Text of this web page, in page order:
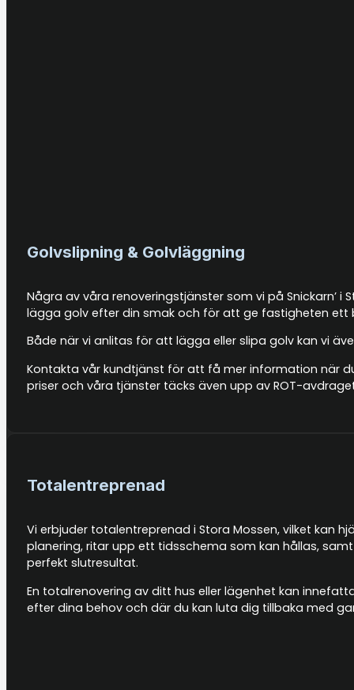
Golvslipning & Golvläggning
Några av våra renoveringstjänster som vi på
lägga golv efter din smak och för att ge fastigheten ett
Både när vi anlitas för att lägga eller slipa golv kan vi
Kontakta vår kundtjänst för att få mer information när
priser och våra tjänster täcks även upp av ROT-
Totalentreprenad
Vi erbjuder totalentreprenad i Stora Mossen, vilket kan
planering, ritar upp ett tidsschema som kan hållas,
perfekt slutresultat.
En totalrenovering av ditt hus eller lägenhet kan
efter dina behov och där du kan luta dig tillbaka med